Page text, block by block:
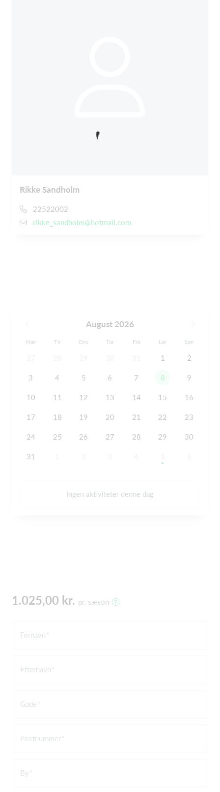
Rikke Sandholm
22522002
rikke_sandholm@hotmail.com
August 2026
Man Tir Ons Tor Fre Lør Søn
1 2
3 4 5 6 7 8 9
10 11 12 13 14 15 16
17 18 19 20 21 22 23
24 25 26 27 28 29 30
31
Ingen aktiviteter denne dag
1.025,00 kr. pr. sæson
Fornavn
Efternavn
Gade
Postnummer
By